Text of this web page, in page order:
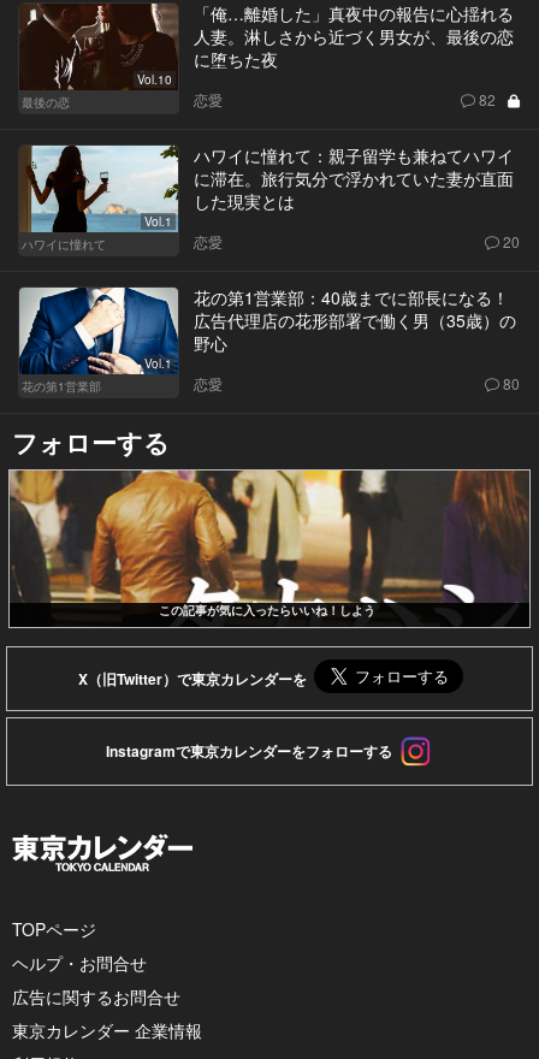
Vol.10
最後の恋
「俺…離婚した」真夜中の報告に心揺れる
人妻。淋しさから近づく男女が、最後の恋
に堕ちた夜
恋愛 82
Vol.1
ハワイに憧れて
ハワイに憧れて：親子留学も兼ねてハワイ
に滞在。旅行気分で浮かれていた妻が直面
した現実とは
恋愛 20
Vol.1
花の第1営業部
花の第1営業部：40歳までに部長になる！
広告代理店の花形部署で働く男（35歳）の
野心
恋愛 80
フォローする
この記事が気に入ったらいいね！しよう
X（旧Twitter）で東京カレンダーを
Instagramで東京カレンダーをフォローする
TOPページ
ヘルプ・お問合せ
広告に関するお問合せ
東京カレンダー 企業情報